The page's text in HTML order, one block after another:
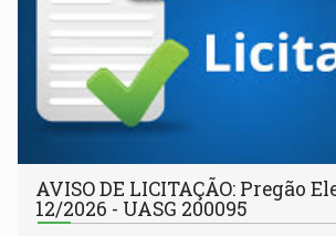
AVISO DE LICITAÇÃO: Pregão
12/2026 - UASG 200095